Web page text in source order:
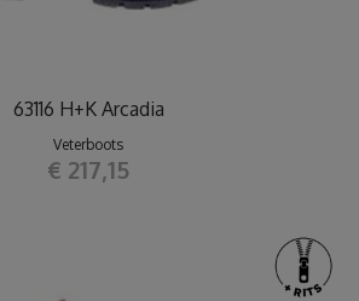
63116 H+K Arcadia
Veterboots
€ 217,15